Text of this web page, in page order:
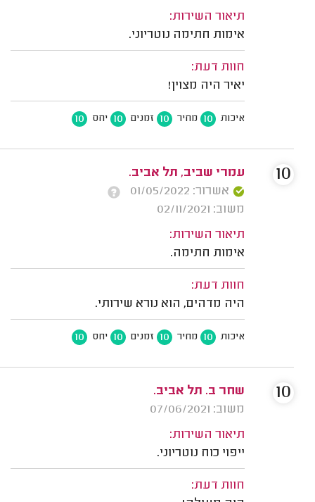
תיאור השירות:
אימות חתימה נוטריוני.
חוות דעת:
יאיר היה מצוין!
איכות 10 מחיר 10 זמנים 10 יחס 10
עמרי שביב, תל אביב.
אשרור: 01/05/2022
משוב: 02/11/2021
תיאור השירות:
אימות חתימה.
חוות דעת:
היה מדהים, הוא נורא שירותי.
איכות 10 מחיר 10 זמנים 10 יחס 10
10
שחר ב. תל אביב.
משוב: 07/06/2021
תיאור השירות:
ייפוי כוח נוטריוני.
חוות דעת:
10